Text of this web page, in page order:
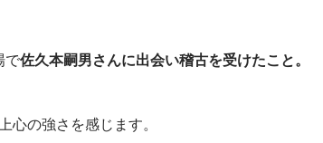
で佐久本嗣男さんに出会い稽古を受けたこと。
心の強さを感じます。